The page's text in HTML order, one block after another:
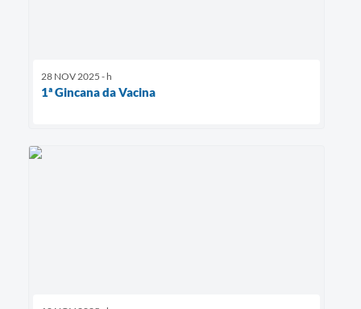
28 NOV 2025 - h
1ª Gincana da Vacina